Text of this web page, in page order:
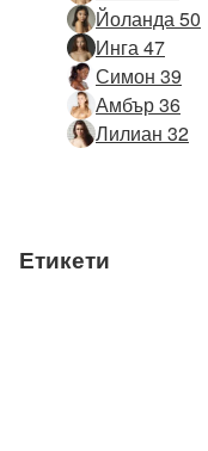
Йоланда 50
Инга 47
Симон 39
Амбър 36
Лилиан 32
Етикети